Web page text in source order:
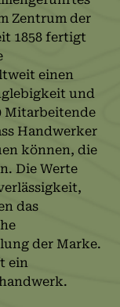
Zentrum der
1858 fertigt
einen
und
Mitarbeitende
Handwerker
können, die
Die Werte
das
der Marke.
ein